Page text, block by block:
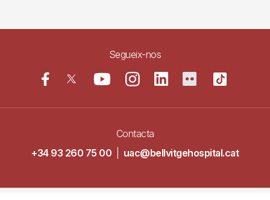
Segueix-nos
Contacta
+34 93 260 75 00
uac@bellvitgehospital.cat